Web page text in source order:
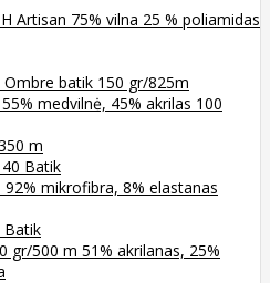
Artisan 75% vilna 25 % poliamidas
batik 150 gr/825m
medvilnė, 45% akrilas 100
m
Batik
92% mikrofibra, 8% elastanas
Batik
gr/500 m 51% akrilanas, 25%